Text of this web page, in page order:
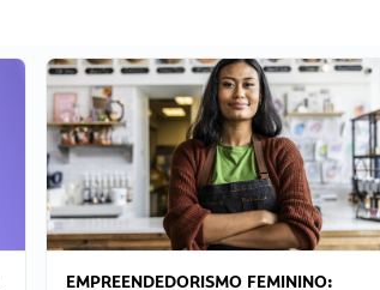
EMPREENDEDORISMO FEMININO: